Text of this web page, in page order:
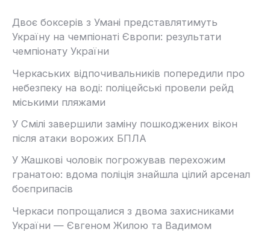
Двоє боксерів з Умані представлятимуть
Україну на чемпіонаті Європи: результати
чемпіонату України
Черкаських відпочивальників попередили про
небезпеку на воді: поліцейські провели рейд
міськими пляжами
У Смілі завершили заміну пошкоджених вікон
після атаки ворожих БПЛА
У Жашкові чоловік погрожував перехожим
гранатою: вдома поліція знайшла цілий арсенал
боєприпасів
Черкаси попрощалися з двома захисниками
України — Євгеном Жилою та Вадимом